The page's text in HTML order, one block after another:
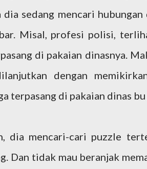
sedang mencari hubungan
Misal, profesi polisi,
di pakaian dinasnya.
dengan
terpasang di pakaian dinas
dia mencari-cari puzzle
Dan tidak mau beranjak